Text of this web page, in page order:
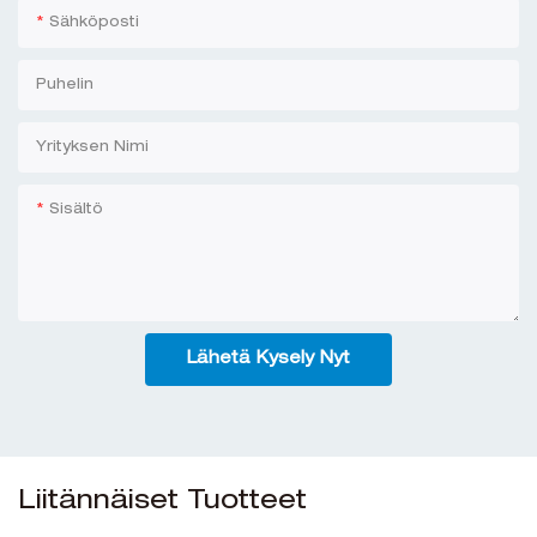
Sähköposti
Puhelin
Yrityksen Nimi
Sisältö
Lähetä Kysely Nyt
Liitännäiset Tuotteet